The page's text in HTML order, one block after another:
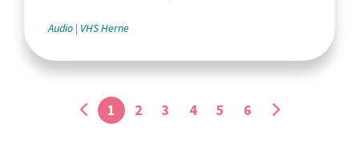
Audio VHS Herne
1 2 3 4 5 6